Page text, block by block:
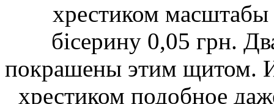
хрестиком масштабы
бісерину 0,05 грн.
покрашены этим щитом.
хрестиком подобное